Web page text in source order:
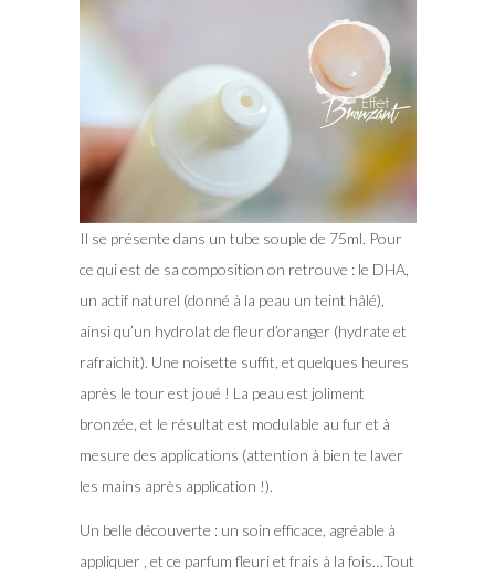
Il se présente dans un tube souple de 75ml. Pour
ce qui est de sa composition on retrouve : le DHA,
un actif naturel (donné à la peau un teint hâlé),
ainsi qu’un hydrolat de fleur d’oranger (hydrate et
rafraichit). Une noisette suffit, et quelques heures
après le tour est joué ! La peau est joliment
bronzée, et le résultat est modulable au fur et à
mesure des applications (attention à bien te laver
les mains après application !).
Un belle découverte : un soin efficace, agréable à
appliquer , et ce parfum fleuri et frais à la fois…Tout